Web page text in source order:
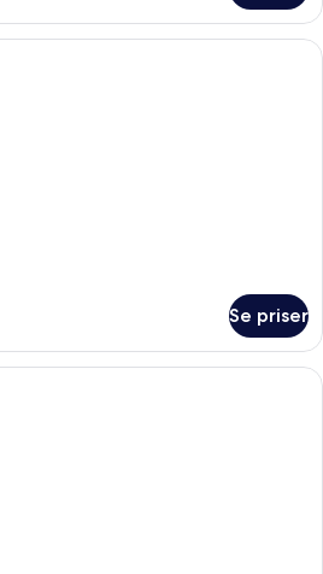
Ett modernt hotellrum med en
Se priser
Ett modernt hotellrum med en